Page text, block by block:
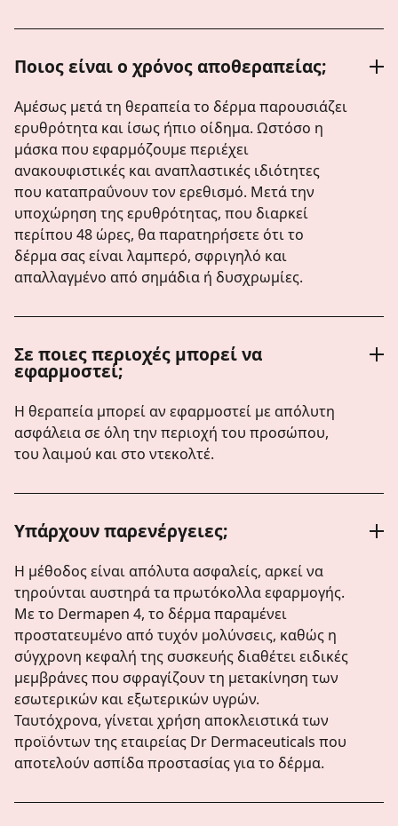
Ποιος είναι ο χρόνος αποθεραπείας;
Αμέσως μετά τη θεραπεία το δέρμα παρουσιάζει
ερυθρότητα και ίσως ήπιο οίδημα. Ωστόσο η
μάσκα που εφαρμόζουμε περιέχει
ανακουφιστικές και αναπλαστικές ιδιότητες
που καταπραΰνουν τον ερεθισμό. Μετά την
υποχώρηση της ερυθρότητας, που διαρκεί
περίπου 48 ώρες, θα παρατηρήσετε ότι το
δέρμα σας είναι λαμπερό, σφριγηλό και
απαλλαγμένο από σημάδια ή δυσχρωμίες.
Σε ποιες περιοχές μπορεί να
εφαρμοστεί;
Η θεραπεία μπορεί αν εφαρμοστεί με απόλυτη
ασφάλεια σε όλη την περιοχή του προσώπου,
του λαιμού και στο ντεκολτέ.
Υπάρχουν παρενέργειες;
Η μέθοδος είναι απόλυτα ασφαλείς, αρκεί να
τηρούνται αυστηρά τα πρωτόκολλα εφαρμογής.
Mε το Dermapen 4, το δέρμα παραμένει
προστατευμένο από τυχόν μολύνσεις, καθώς η
σύγχρονη κεφαλή της συσκευής διαθέτει ειδικές
μεμβράνες που σφραγίζουν τη μετακίνηση των
εσωτερικών και εξωτερικών υγρών.
Ταυτόχρονα, γίνεται χρήση αποκλειστικά των
προϊόντων της εταιρείας Dr Dermaceuticals που
αποτελούν ασπίδα προστασίας για το δέρμα.